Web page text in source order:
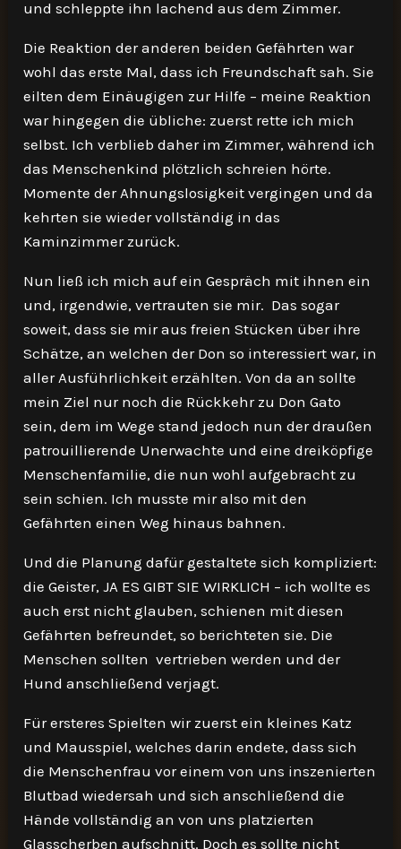
und schleppte ihn lachend aus dem Zimmer.
Die Reaktion der anderen beiden Gefährten war
wohl das erste Mal, dass ich Freundschaft sah. Sie
eilten dem Einäugigen zur Hilfe – meine Reaktion
war hingegen die übliche: zuerst rette ich mich
selbst. Ich verblieb daher im Zimmer, während ich
das Menschenkind plötzlich schreien hörte.
Momente der Ahnungslosigkeit vergingen und da
kehrten sie wieder vollständig in das
Kaminzimmer zurück.
Nun ließ ich mich auf ein Gespräch mit ihnen ein
und, irgendwie, vertrauten sie mir. Das sogar
soweit, dass sie mir aus freien Stücken über ihre
Schätze, an welchen der Don so interessiert war, in
aller Ausführlichkeit erzählten. Von da an sollte
mein Ziel nur noch die Rückkehr zu Don Gato
sein, dem im Wege stand jedoch nun der draußen
patrouillierende Unerwachte und eine dreiköpfige
Menschenfamilie, die nun wohl aufgebracht zu
sein schien. Ich musste mir also mit den
Gefährten einen Weg hinaus bahnen.
Und die Planung dafür gestaltete sich kompliziert:
die Geister, JA ES GIBT SIE WIRKLICH – ich wollte es
auch erst nicht glauben, schienen mit diesen
Gefährten befreundet, so berichteten sie. Die
Menschen sollten vertrieben werden und der
Hund anschließend verjagt.
Für ersteres Spielten wir zuerst ein kleines Katz
und Mausspiel, welches darin endete, dass sich
die Menschenfrau vor einem von uns inszenierten
Blutbad wiedersah und sich anschließend die
Hände vollständig an von uns platzierten
Glasscherben aufschnitt. Doch es sollte nicht